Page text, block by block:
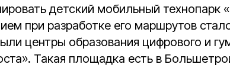
детский мобильный технопарк
при разработке его маршрутов
центры образования цифрового и
Такая площадка есть в